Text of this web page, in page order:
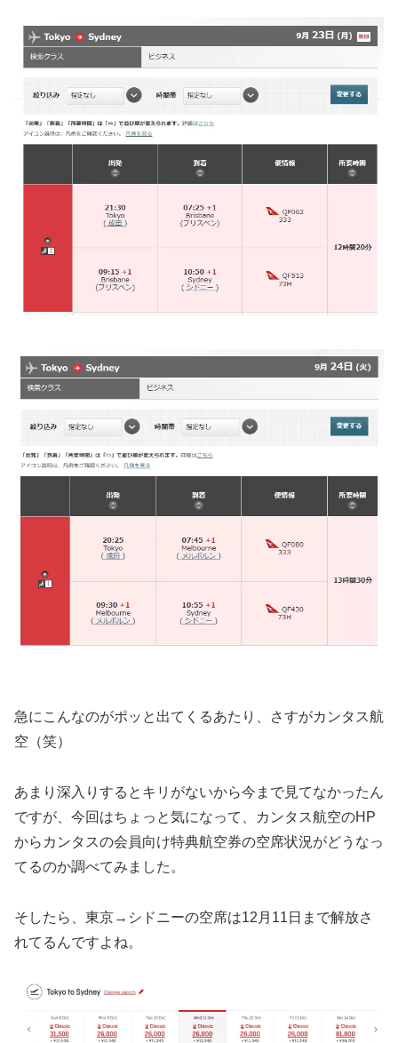
急にこんなのがポッと出てくるあたり、さすがカンタス航
空（笑）
あまり深入りするとキリがないから今まで見てなかったん
ですが、今回はちょっと気になって、カンタス航空のHP
からカンタスの会員向け特典航空券の空席状況がどうなっ
てるのか調べてみました。
そしたら、東京→シドニーの空席は12月11日まで解放さ
れてるんですよね。